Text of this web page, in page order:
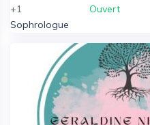
+1
Sophrologue
Ouvert